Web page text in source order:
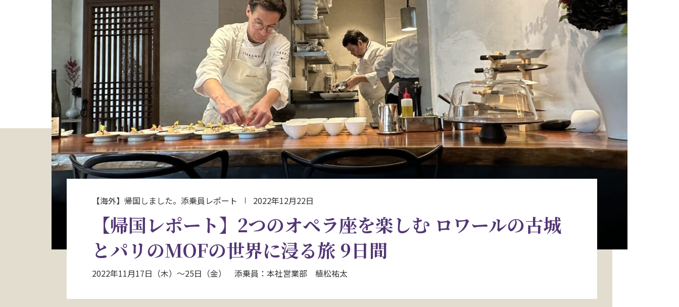
【海外】帰国しました。添乗員レポート 2022年12月22日
【帰国レポート】2つのオペラ座を楽しむ ロワールの古城
とパリのMOFの世界に浸る旅 9日間
2022年11月17日（木）～25日（金） 添乗員：本社営業部 植松祐太